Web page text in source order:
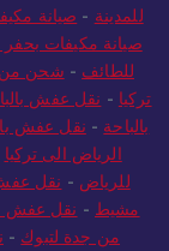
للمدينة - صيانة
صيانة مكيفات بحفر
للطائف - شحن من
تركيا - نقل عفش
بالباحة - نقل عفش
الرياض الى تركيا
للرياض - نقل
مشيط - نقل عفش
من جدة لتبوك -